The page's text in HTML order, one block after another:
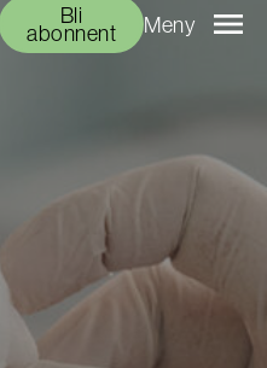
Bli
abonnent Meny